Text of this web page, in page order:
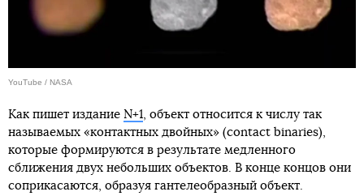
YouTube / NASA
Как пишет издание N+1
, объект относится к числу так
называемых «контактных двойных» (contact binaries),
которые формируются в результате медленного
сближения двух небольших объектов. В конце концов они
соприкасаются, образуя гантелеобразный объект.